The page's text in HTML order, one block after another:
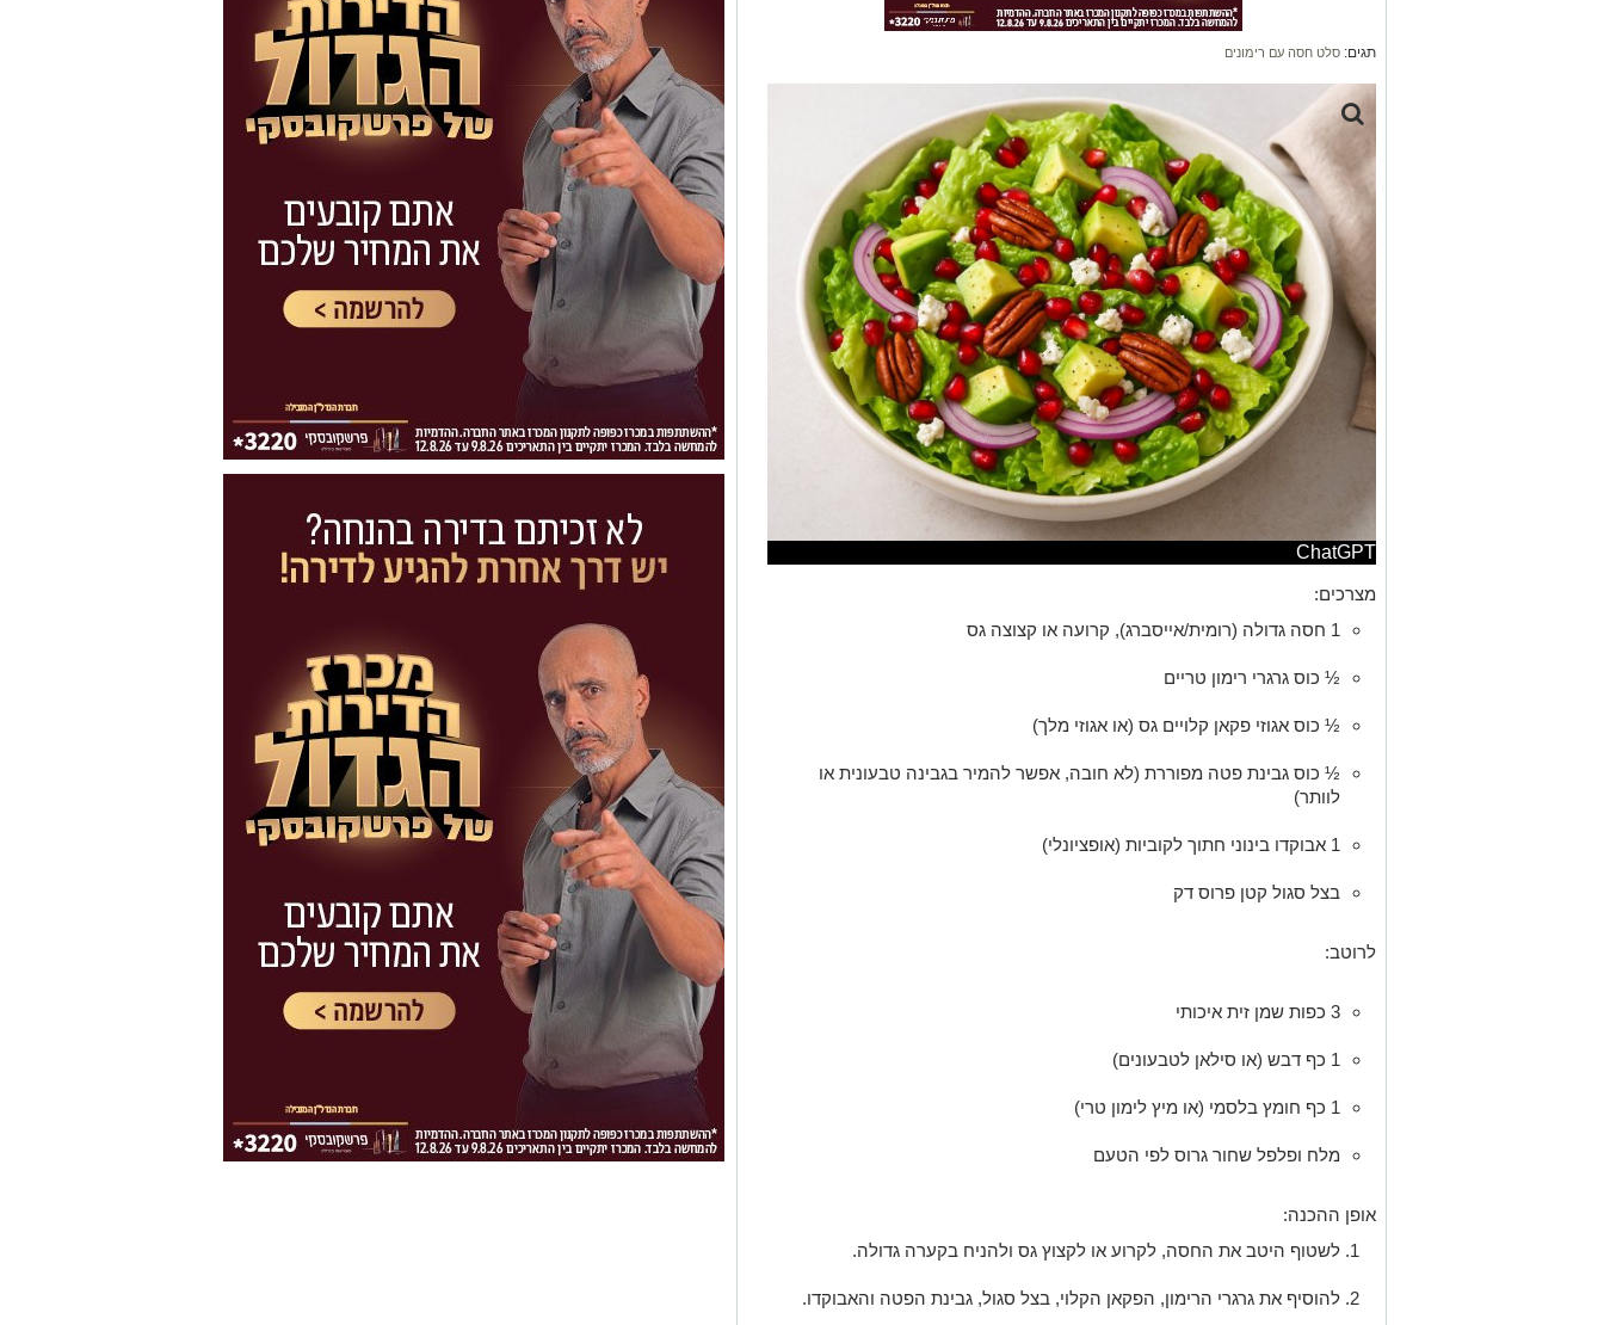
תגים: סלט חסה עם רימונים
ChatGPT
מצרכים:
1 חסה גדולה (רומית/אייסברג), קרועה או קצוצה גס
½ כוס גרגרי רימון טריים
½ כוס אגוזי פקאן קלויים גס (או אגוזי מלך)
½ כוס גבינת פטה מפוררת (לא חובה, אפשר להמיר בגבינה טבעונית או
לוותר)
1 אבוקדו בינוני חתוך לקוביות (אופציונלי)
בצל סגול קטן פרוס דק
לרוטב:
3 כפות שמן זית איכותי
1 כף דבש (או סילאן לטבעונים)
1 כף חומץ בלסמי (או מיץ לימון טרי)
מלח ופלפל שחור גרוס לפי הטעם
אופן ההכנה:
לשטוף היטב את החסה, לקרוע או לקצוץ גס ולהניח בקערה גדולה.
להוסיף את גרגרי הרימון, הפקאן הקלוי, בצל סגול, גבינת הפטה והאבוקדו.